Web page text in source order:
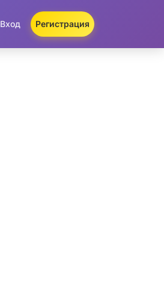
Вход Регистрация